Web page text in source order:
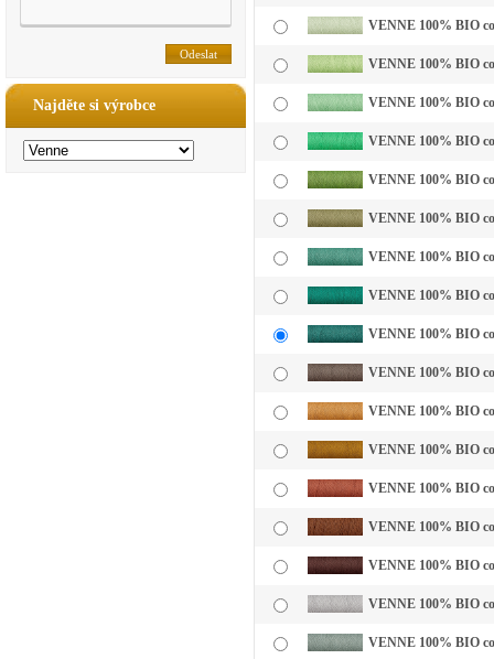
Najděte si výrobce
VENNE 100% BIO
VENNE 100% BIO
VENNE 100% BIO
VENNE 100% BIO
VENNE 100% BIO
VENNE 100% BIO
VENNE 100% BIO
VENNE 100% BIO
VENNE 100% BIO
VENNE 100% BIO
VENNE 100% BIO
VENNE 100% BIO
VENNE 100% BIO
VENNE 100% BIO
VENNE 100% BIO
VENNE 100% BIO
VENNE 100% BIO